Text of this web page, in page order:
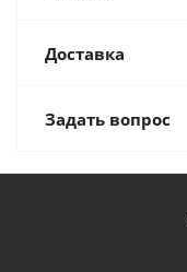
Доставка
Задать вопрос